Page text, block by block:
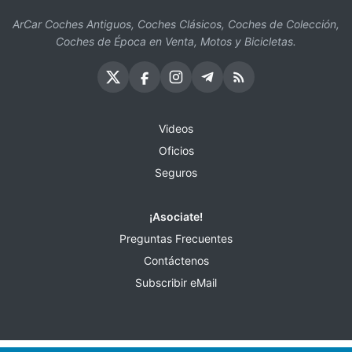
ArCar Coches Antiguos, Coches Clásicos, Coches de Colección,
Coches de Época en Venta, Motos y Bicicletas.
Videos
Oficios
Seguros
¡Asociate!
Preguntas Frecuentes
Contáctenos
Subscribir eMail